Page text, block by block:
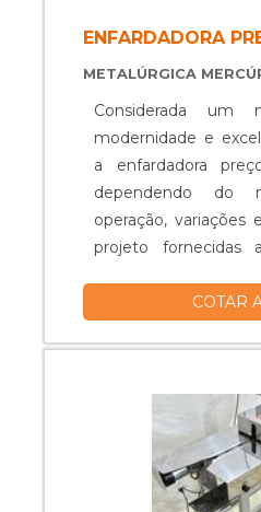
ENFARDADORA
METALÚRGICA
Considerada um
modernidade e
a enfardadora
dependendo do
operação, variações
projeto fornecidas
modo que
tecnologia de
uma alternativa
atividades do
máquina enfardadora
COTAR